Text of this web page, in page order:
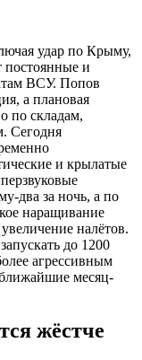
удар по Крыму,
постоянные и
ВСУ. Попов
а плановая
по складам,
Сегодня
и крылатые
два за ночь, а по
наращивание
налётов.
до 1200
агрессивным
месяц-
жёстче